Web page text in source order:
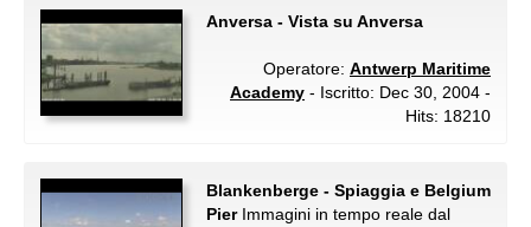
Anversa - Vista su Anversa
Operatore: Antwerp Maritime
Academy - Iscritto: Dec 30, 2004 -
Hits: 18210
Blankenberge - Spiaggia e Belgium
PierImmagini in tempo reale dal